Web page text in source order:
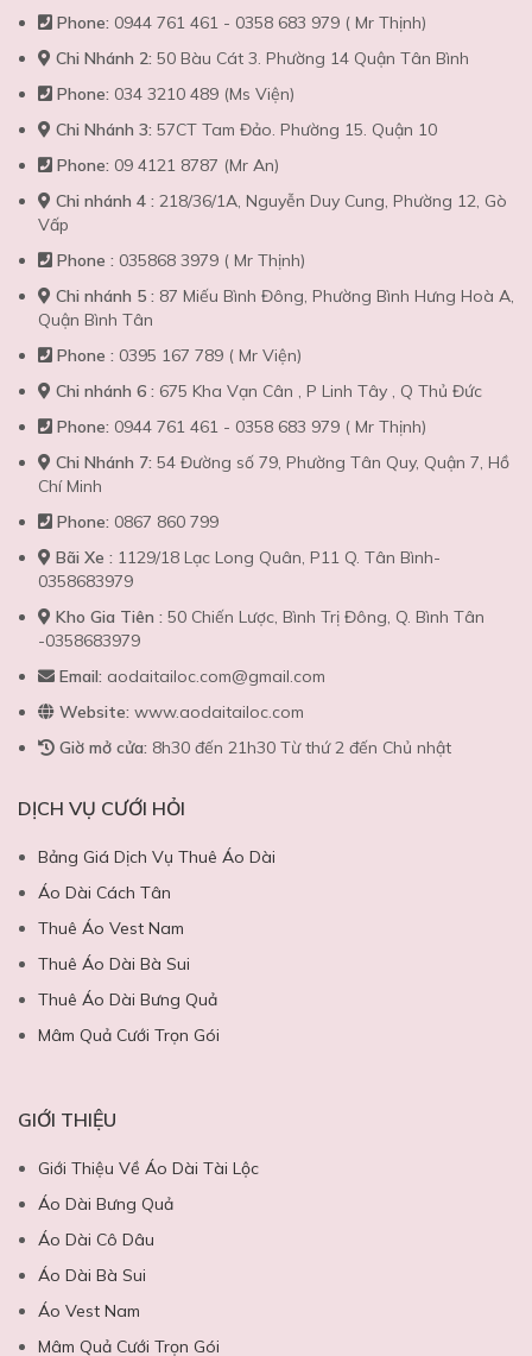
Phone: 0944 761 461 - 0358 683 979 ( Mr Thịnh)
Chi Nhánh 2: 50 Bàu Cát 3. Phường 14 Quận Tân Bình
Phone: 034 3210 489 (Ms Viện)
Chi Nhánh 3: 57CT Tam Đảo. Phường 15. Quận 10
Phone: 09 4121 8787 (Mr An)
Chi nhánh 4 : 218/36/1A, Nguyễn Duy Cung, Phường 12, Gò
Vấp
Phone : 035868 3979 ( Mr Thịnh)
Chi nhánh 5 : 87 Miếu Bình Đông, Phường Bình Hưng Hoà A,
Quận Bình Tân
Phone : 0395 167 789 ( Mr Viện)
Chi nhánh 6 : 675 Kha Vạn Cân , P Linh Tây , Q Thủ Đức
Phone: 0944 761 461 - 0358 683 979 ( Mr Thịnh)
Chi Nhánh 7: 54 Đường số 79, Phường Tân Quy, Quận 7, Hồ
Chí Minh
Phone: 0867 860 799
Bãi Xe : 1129/18 Lạc Long Quân, P11 Q. Tân Bình-
0358683979
Kho Gia Tiên : 50 Chiến Lược, Bình Trị Đông, Q. Bình Tân
-0358683979
Email: aodaitailoc.com@gmail.com
Website: www.aodaitailoc.com
Giờ mở cửa: 8h30 đến 21h30 Từ thứ 2 đến Chủ nhật
DỊCH VỤ CƯỚI HỎI
Bảng Giá Dịch Vụ Thuê Áo Dài
Áo Dài Cách Tân
Thuê Áo Vest Nam
Thuê Áo Dài Bà Sui
Thuê Áo Dài Bưng Quả
Mâm Quả Cưới Trọn Gói
GIỚI THIỆU
Giới Thiệu Về Áo Dài Tài Lộc
Áo Dài Bưng Quả
Áo Dài Cô Dâu
Áo Dài Bà Sui
Áo Vest Nam
Mâm Quả Cưới Trọn Gói